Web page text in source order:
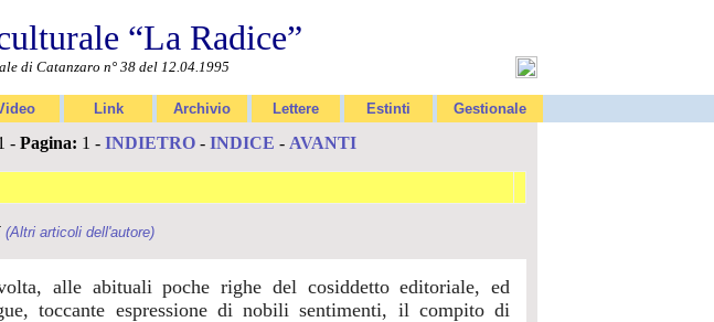
“La Radice”
di Catanzaro n° 38 del 12.04.1995
Link Archivio Lettere Estinti Gestionale
- Pagina: 1 - INDIETRO - INDICE - AVANTI
(Altri articoli dell'autore)
alle abituali poche righe del cosiddetto editoriale, ed
toccante espressione di nobili sentimenti, il compito di